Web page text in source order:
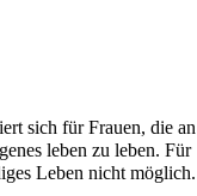
sich für Frauen, die an
leben zu leben. Für
Leben nicht möglich.